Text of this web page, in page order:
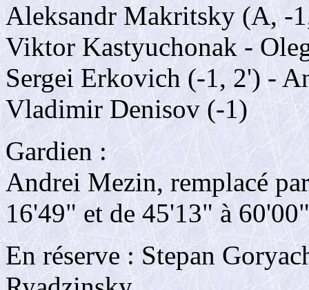
Aleksandr Makritsky (A, -
Viktor Kastyuchonak -
Sergei Erkovich (-1, 2') -
Vladimir Denisov (-1)
Gardien :
Andrei Mezin, remplacé
16'49" et de 45'13" à 60'00"
En réserve : Stepan